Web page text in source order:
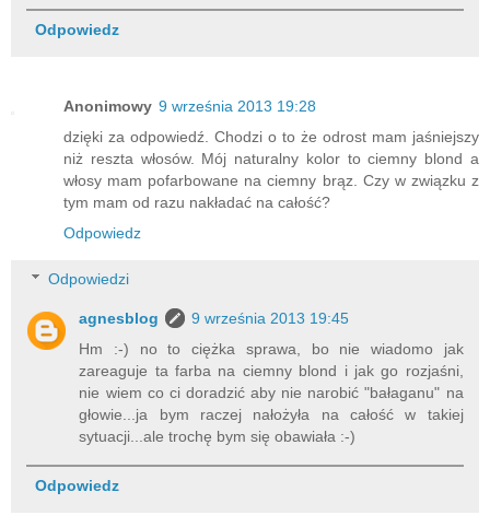
Odpowiedz
Anonimowy 9 września 2013 19:28
dzięki za odpowiedź. Chodzi o to że odrost mam jaśniejszy
niż reszta włosów. Mój naturalny kolor to ciemny blond a
włosy mam pofarbowane na ciemny brąz. Czy w związku z
tym mam od razu nakładać na całość?
Odpowiedz
Odpowiedzi
agnesblog
9 września 2013 19:45
Hm :-) no to ciężka sprawa, bo nie wiadomo jak
zareaguje ta farba na ciemny blond i jak go rozjaśni,
nie wiem co ci doradzić aby nie narobić "bałaganu" na
głowie...ja bym raczej nałożyła na całość w takiej
sytuacji...ale trochę bym się obawiała :-)
Odpowiedz